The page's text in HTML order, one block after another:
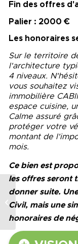
Fin des offres
Palier : 2000 €
Les honoraires
Sur le territoire
l'architecture
4 niveaux.
vous souhaitez
immobilière
espace cuisine,
Calme assuré
protéger votre
montant de
mois.
Ce bien est
les offres seront
donner suite.
Civil, mais une
honoraires de
HOTEL
A SAISIR